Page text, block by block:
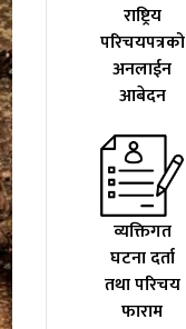
राष्ट्रिय
परिचयपत्रको
अनलाईन
आबेदन
व्यक्तिगत
घटना दर्ता
तथा परिचय
फाराम